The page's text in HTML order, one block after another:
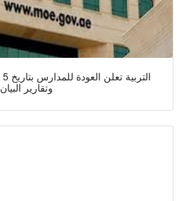
وتقارير البيان